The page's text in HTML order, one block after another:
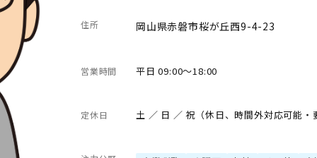
住所 岡山県赤磐市桜が丘西9-4-23
営業時間 平日 09:00～18:00
定休日 土 ／ 日 ／ 祝（休日、時間外対応可能・